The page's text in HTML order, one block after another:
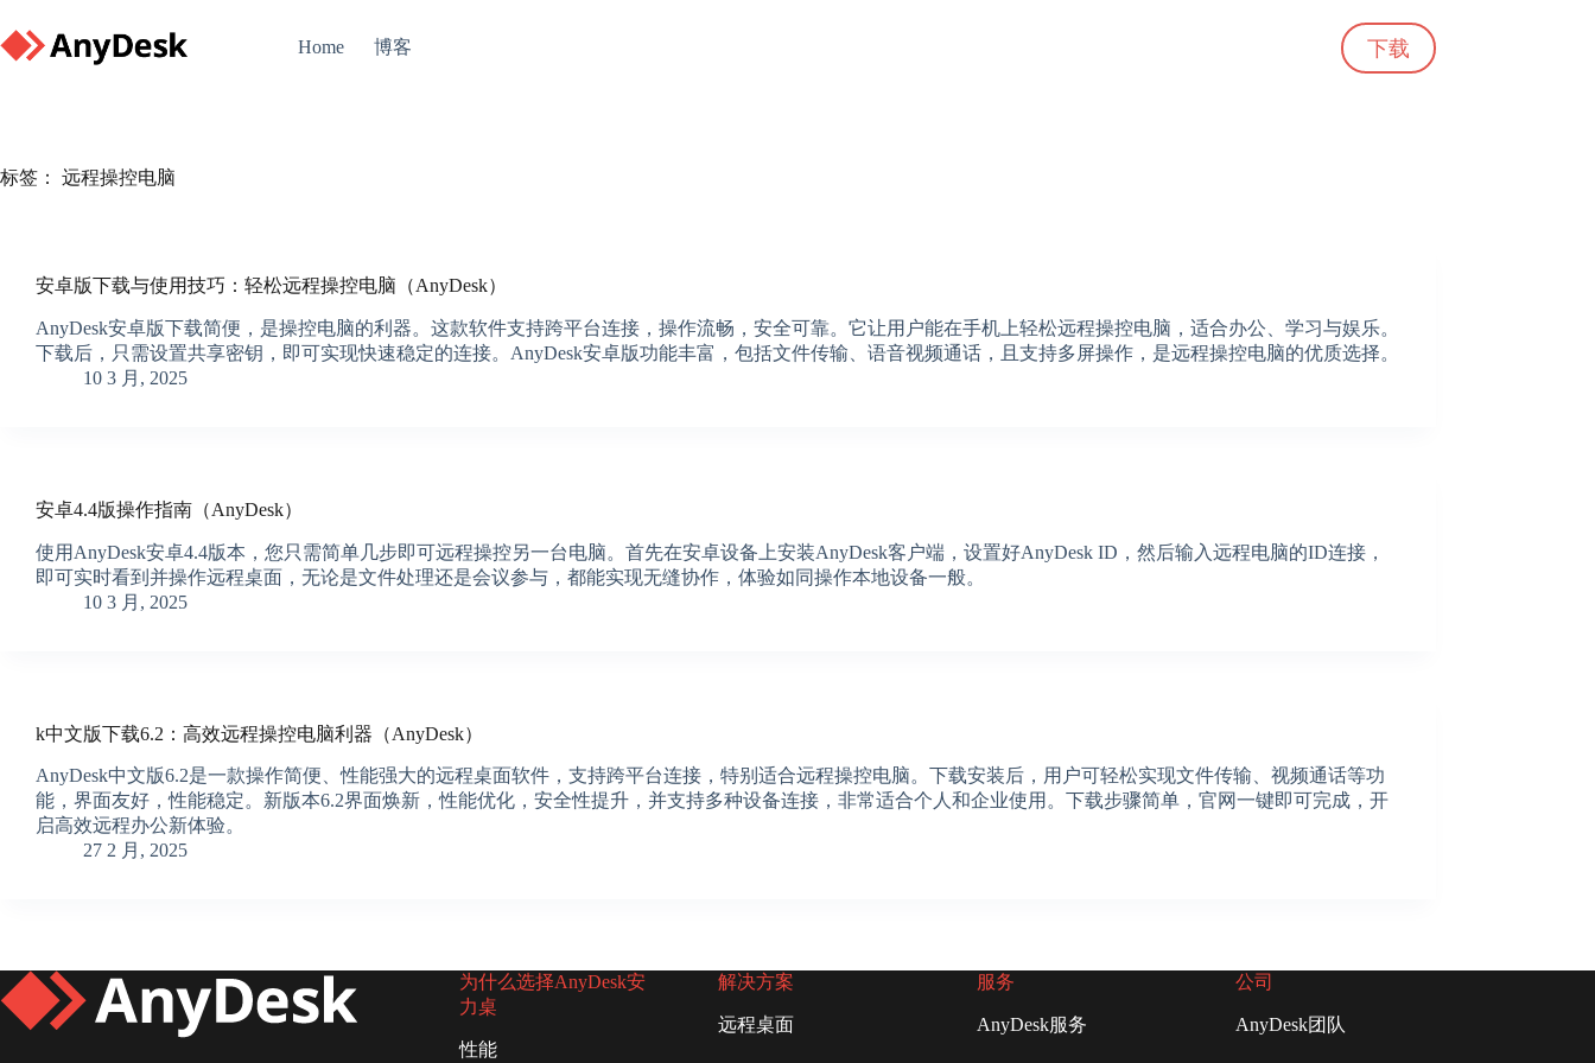
to
content
Home 博客 下载
标签： 远程操控电脑
安卓版下载与使用技巧：轻松远程操控电脑（AnyDesk）
AnyDesk安卓版下载简便，是操控电脑的利器。这款软件支持跨平台连接，操作流畅，安全可靠。它让用户能在手机上轻松远程操控电脑，适合办公、学习与娱乐。
下载后，只需设置共享密钥，即可实现快速稳定的连接。AnyDesk安卓版功能丰富，包括文件传输、语音视频通话，且支持多屏操作，是远程操控电脑的优质选择。
10 3 月, 2025
安卓4.4版操作指南（AnyDesk）
使用AnyDesk安卓4.4版本，您只需简单几步即可远程操控另一台电脑。首先在安卓设备上安装AnyDesk客户端，设置好AnyDesk ID，然后输入远程电脑的ID连接，
即可实时看到并操作远程桌面，无论是文件处理还是会议参与，都能实现无缝协作，体验如同操作本地设备一般。
10 3 月, 2025
k中文版下载6.2：高效远程操控电脑利器（AnyDesk）
AnyDesk中文版6.2是一款操作简便、性能强大的远程桌面软件，支持跨平台连接，特别适合远程操控电脑。下载安装后，用户可轻松实现文件传输、视频通话等功
能，界面友好，性能稳定。新版本6.2界面焕新，性能优化，安全性提升，并支持多种设备连接，非常适合个人和企业使用。下载步骤简单，官网一键即可完成，开
启高效远程办公新体验。
27 2 月, 2025
为什么选择AnyDesk安
力桌
性能
解决方案
远程桌面
服务
AnyDesk服务
公司
AnyDesk团队